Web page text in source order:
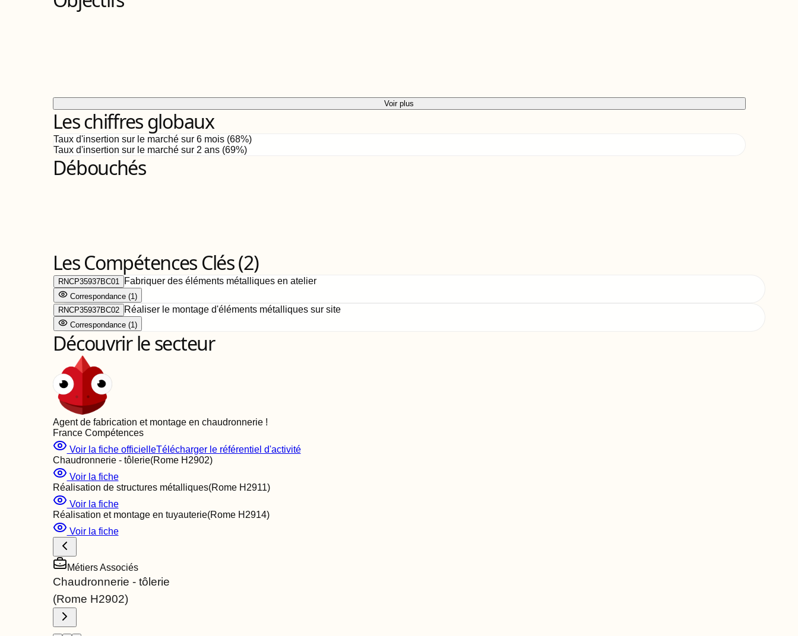
Voir plus
Les chiffres globaux
Taux d'insertion sur le marché sur 6 mois (68%)
Taux d'insertion sur le marché sur 2 ans (69%)
Débouchés
Les Compétences Clés (2)
RNCP35937BC01 Fabriquer des éléments métalliques en atelier
Correspondance(1)
RNCP35937BC02
Réaliser le montage d'éléments métalliques sur site
Correspondance(1)
Découvrir le secteur
Agent de fabrication et montage en chaudronnerie!
France Compétences
Voir la fiche officielleTélécharger le référentiel d'activité
Chaudronnerie - tôlerie(Rome H2902)
Voir la fiche
Réalisation de structures métalliques(Rome H2911)
Voir la fiche
Réalisation et montage en tuyauterie(Rome H2914)
Voir la fiche
Métiers Associés
Chaudronnerie - tôlerie
(Rome H2902)